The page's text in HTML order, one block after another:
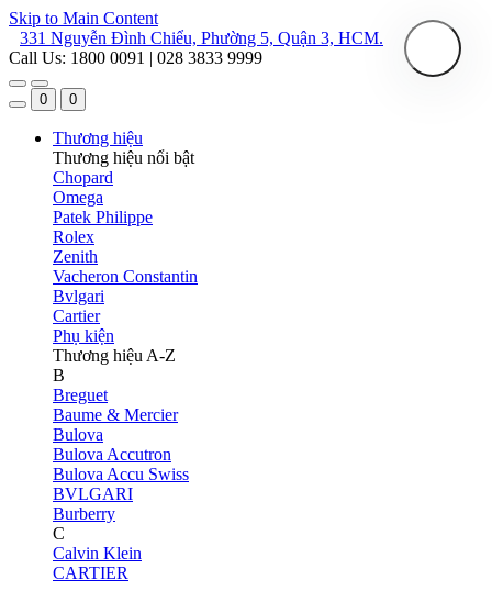
Skip to Main Content
331 Nguyễn Đình Chiểu, Phường 5, Quận 3, HCM.
Call Us: 1800 0091 | 028 3833 9999
0 0
Thương hiệu
Thương hiệu nổi bật
Chopard
Omega
Patek Philippe
Rolex
Zenith
Vacheron Constantin
Bvlgari
Cartier
Phụ kiện
Thương hiệu A-Z
B
Breguet
Baume & Mercier
Bulova
Bulova Accutron
Bulova Accu Swiss
BVLGARI
Burberry
C
Calvin Klein
CARTIER